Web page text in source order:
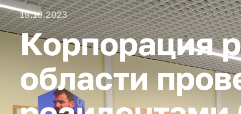
19.10.2023
Корпорация
области